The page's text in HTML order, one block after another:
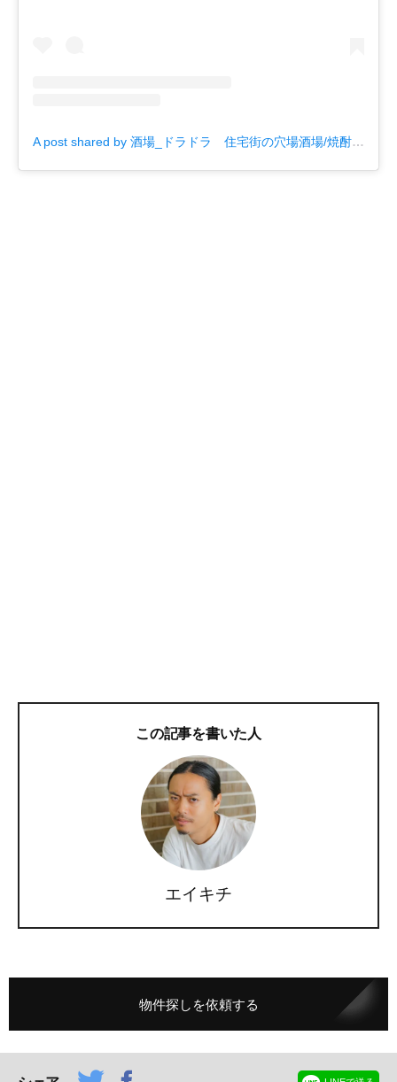
A post shared by 酒場_ドラドラ 住宅街の穴場酒場/焼酎/和>中>洋料理/谷町,上汐 (@sakaba_drudra)
この記事を書いた人
エイキチ
物件探しを依頼する